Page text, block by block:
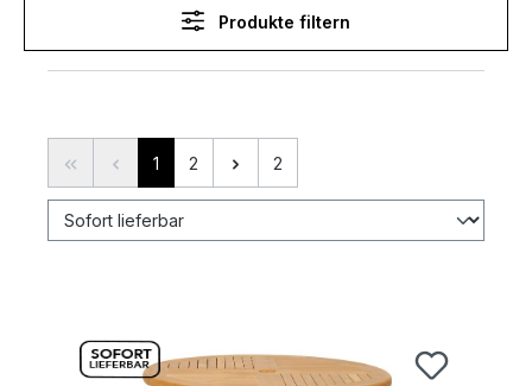
Produkte filtern
Seite
1 Seite
2 2